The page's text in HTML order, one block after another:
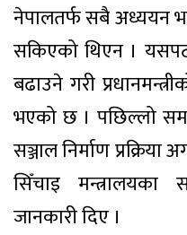
नेपालतर्फ सबै अध्ययन
सकिएको थिएन ।
बढाउने गरी
भएको छ । पछिल्लो
सञ्जाल निर्माण
सिँचाइ मन्त्रालयका
जानकारी दिए ।